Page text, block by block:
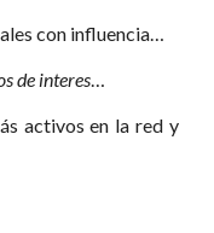
con influencia…
de interes…
activos en la red y